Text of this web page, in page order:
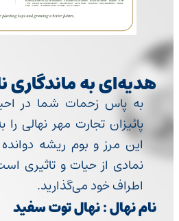
هدیه‌ای به ماندگاری
به پاس زحمات شما در
پائیزان تجارت مهر نهالی
این مرز و بوم ریشه
نمادی از حیات و تاثیری
اطراف خود می‌گذارید.
نام نهال : نهال توت سفید